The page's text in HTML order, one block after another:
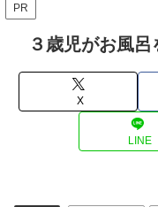
PR
３歳児がお風
X
LINE